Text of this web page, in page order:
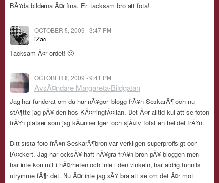
BÃ¥da bilderna Ã¤r fina. En tacksam bro att fota!
OCTOBER 5, 2009 - 3:47 PM
iZac
Tacksam Ã¤r ordet! 🙂
OCTOBER 6, 2009 - 9:41 PM
AvsÃ¤ndare Margareta-Bildgatan
Jag har funderat om du har nÃ¥gon blogg frÃ¥n SeskarÃ¶ och nu
stÃ¶tte jag pÃ¥ den hos KÃ¤rringfÃ¤llan. Det Ã¤r alltid kul att se foton
frÃ¥n platser som jag kÃ¤nner igen och sjÃ¤lv fotat en hel del frÃ¥n.
Ditt sista foto frÃ¥n SeskarÃ¶bron var verkligen superproffsigt och
lÃ¤ckert. Jag har ocksÃ¥ haft nÃ¥gra frÃ¥n bron pÃ¥ bloggen men
har inte kommit i nÃ¤rheten och inte i den vinkeln, har aldrig funnits
utrymme fÃ¶r det. Nu Ã¤r inte jag sÃ¥ bra att se om det Ã¤r mot